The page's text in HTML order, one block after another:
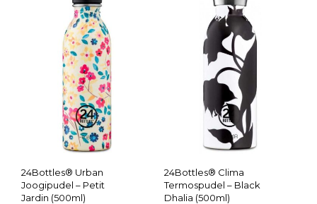
24Bottles® Urban
Joogipudel – Petit
Jardin (500ml)
24Bottles® Clima
Termospudel – Black
Dhalia (500ml)